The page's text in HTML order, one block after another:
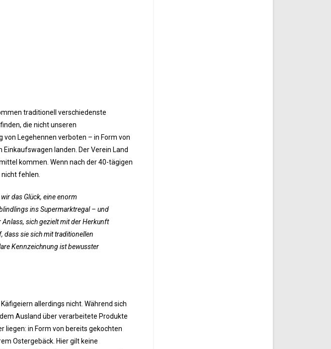
traditionell verschiedenste
die nicht unseren
Legehennen verboten – in Form von
landen. Der Verein Land
kommen. Wenn nach der 40-tägigen
fehlen.
das Glück, eine enorm
ins Supermarktregal – und
sich gezielt mit der Herkunft
dass sie sich mit traditionellen
Kennzeichnung ist bewusster
allerdings nicht. Während sich
Ausland über verarbeitete Produkte
liegen: in Form von bereits gekochten
Ostergebäck. Hier gilt keine